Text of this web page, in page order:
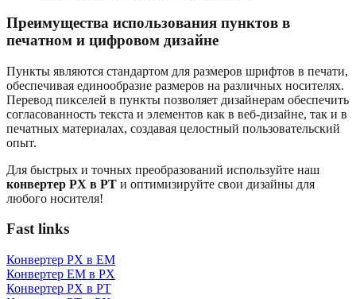
Преимущества использования пунктов в
печатном и цифровом дизайне
Пункты являются стандартом для размеров шрифтов в печати,
обеспечивая единообразие размеров на различных носителях.
Перевод пикселей в пункты позволяет дизайнерам обеспечить
согласованность текста и элементов как в веб-дизайне, так и в
печатных материалах, создавая целостный пользовательский
опыт.
Для быстрых и точных преобразований используйте наш
конвертер PX в PT и оптимизируйте свои дизайны для
любого носителя!
Fast links
Конвертер PX в EM
Конвертер EM в PX
Конвертер PX в PT